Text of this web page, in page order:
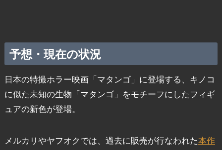
予想・現在の状況
日本の特撮ホラー映画「マタンゴ」に登場する、キノコ
に似た未知の生物「マタンゴ」をモチーフにしたフィギ
ュアの新色が登場。
メルカリやヤフオクでは、過去に販売が行なわれた本作